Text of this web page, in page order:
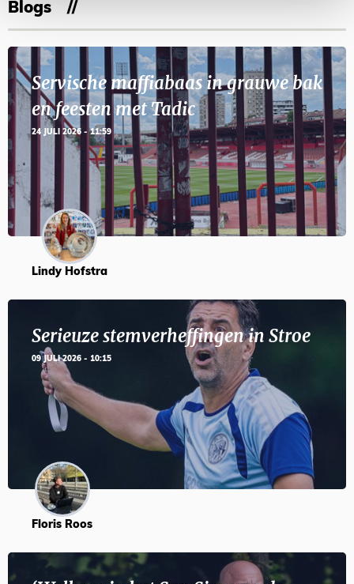
Blogs
Servische maffiabaas in grauwe bak
en feesten met Tadic
24 JULI 2026 - 11:59
Lindy Hofstra
Serieuze stemverheffingen in Stroe
09 JULI 2026 - 10:15
Floris Roos